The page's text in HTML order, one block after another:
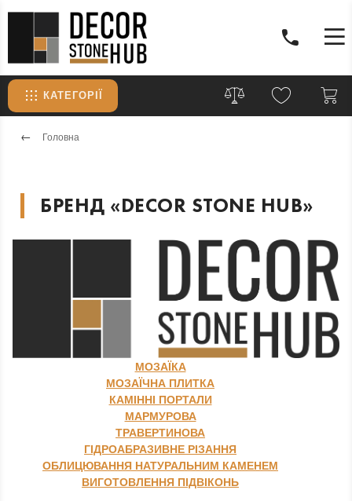
КАТЕГОРІЇ
Головна
БРЕНД «DECOR STONE HUB»
МОЗАЇКА
МОЗАЇЧНА ПЛИТКА
КАМІННІ ПОРТАЛИ
МАРМУРОВА
ТРАВЕРТИНОВА
ГІДРОАБРАЗИВНЕ РІЗАННЯ
ОБЛИЦЮВАННЯ НАТУРАЛЬНИМ КАМЕНЕМ
ВИГОТОВЛЕННЯ ПІДВІКОНЬ